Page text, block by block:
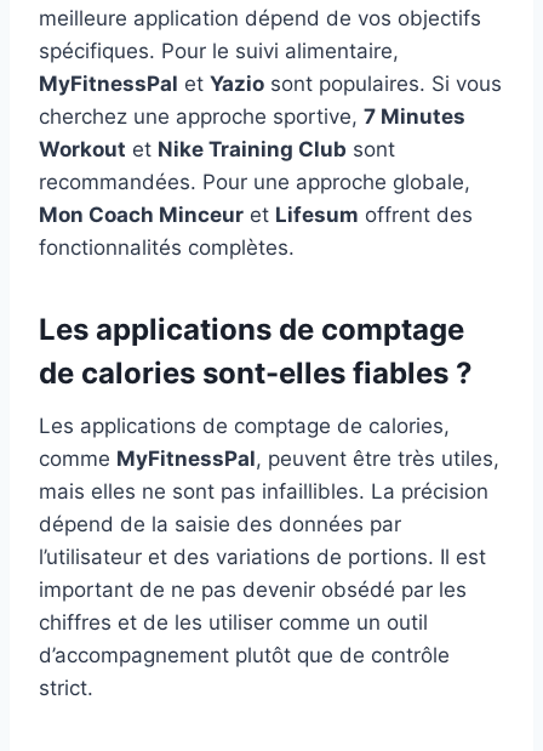
meilleure application dépend de vos objectifs
spécifiques. Pour le suivi alimentaire,
MyFitnessPal et Yazio sont populaires. Si vous
cherchez une approche sportive, 7 Minutes
Workout et Nike Training Club sont
recommandées. Pour une approche globale,
Mon Coach Minceur et Lifesum offrent des
fonctionnalités complètes.
Les applications de comptage
de calories sont-elles fiables ?
Les applications de comptage de calories,
comme MyFitnessPal, peuvent être très utiles,
mais elles ne sont pas infaillibles. La précision
dépend de la saisie des données par
l’utilisateur et des variations de portions. Il est
important de ne pas devenir obsédé par les
chiffres et de les utiliser comme un outil
d’accompagnement plutôt que de contrôle
strict.